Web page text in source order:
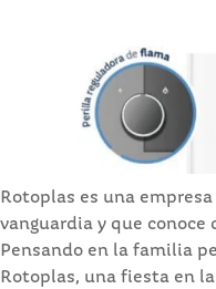
Rotoplas es una
vanguardia y que conoce
Pensando en la familia
Rotoplas, una fiesta en